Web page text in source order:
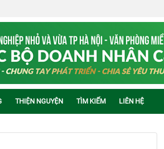
THIỆN NGUYỆN TÌM KIẾM LIÊN HỆ